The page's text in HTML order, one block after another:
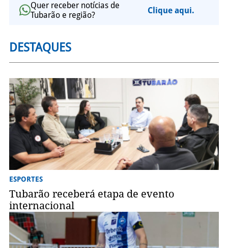
Quer receber notícias de
Tubarão e região?
Clique aqui.
DESTAQUES
ESPORTES
Tubarão receberá etapa de evento
internacional